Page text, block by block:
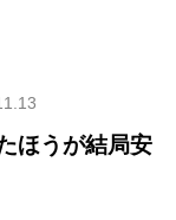
ほうが結局安